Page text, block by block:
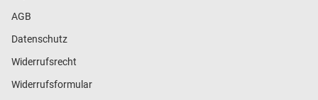
AGB
Datenschutz
Widerrufsrecht
Widerrufsformular